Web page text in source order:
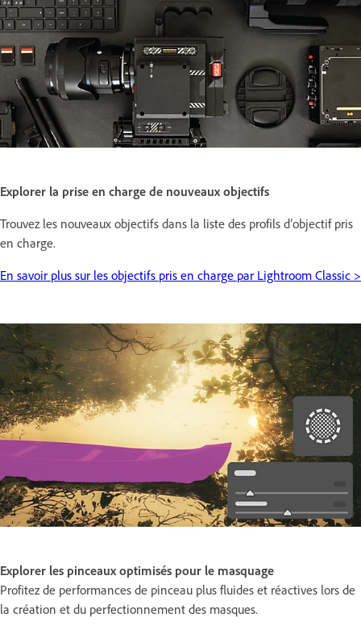
Explorer la prise en charge de nouveaux objectifs
Trouvez les nouveaux objectifs dans la liste des profils d’objectif pris
en charge.
En savoir plus sur les objectifs pris en charge par Lightroom Classic >
Explorer les pinceaux optimisés pour le masquage
Profitez de performances de pinceau plus fluides et réactives lors de
la création et du perfectionnement des masques.